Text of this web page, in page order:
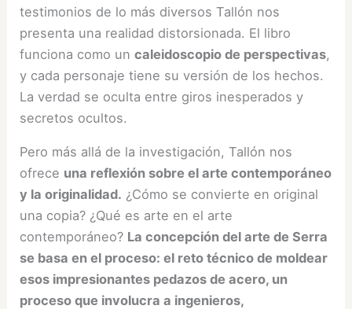
testimonios de lo más diversos Tallón nos
presenta una realidad distorsionada. El libro
funciona como uncaleidoscopio de perspectivas,
y cada personaje tiene su versión de los hechos.
La verdad se oculta entre giros inesperados y
secretos ocultos.
Pero más allá de la investigación, Tallón nos
ofrece una reflexión sobre el arte contemporáneo
y la originalidad. ¿Cómo se convierte en original
una copia? ¿Qué es arte en el arte
contemporáneo? La concepción del arte de Serra
se basa en el proceso: el reto técnico de moldear
esos impresionantes pedazos de acero, un
proceso que involucra a ingenieros,